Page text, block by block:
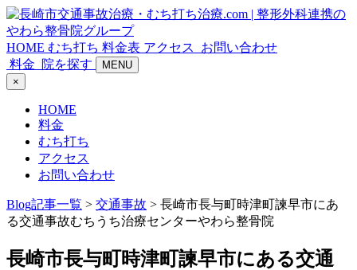
HOME むち打ち 料金表 アクセス
お問い合わせ
料金
院を探す
MENU
×
HOME
料金
むち打ち
アクセス
お問い合わせ
Blog記事一覧 > 交通事故 > 長崎市長与町時津町諫早市にあ
る交通事故むちうち治療センターやわら整骨院
長崎市長与町時津町諫早市にある交通